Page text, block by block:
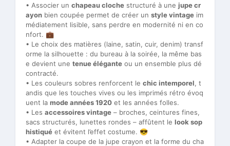
• Associer un chapeau cloche structuré à une jupe cr
ayon bien coupée permet de créer un style vintage im
médiatement lisible, sans perdre en modernité ni en co
nfort. 💼
• Le choix des matières (laine, satin, cuir, denim) transf
orme la silhouette : du bureau à la soirée, la même bas
e devient une tenue élégante ou un ensemble plus dé
contracté.
• Les couleurs sobres renforcent le chic intemporel, t
andis que les touches vives ou les imprimés rétro évoq
uent la mode années 1920 et les années folles.
• Les accessoires vintage – broches, ceintures fines,
sacs structurés, lunettes rondes – affûtent le look sop
histiqué et évitent l’effet costume. 😎
• Adapter la coupe de la jupe crayon et la forme du cha